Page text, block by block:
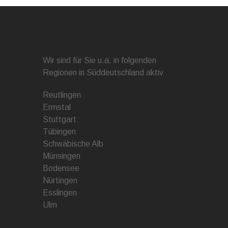
Wir sind für Sie u.a. in folgenden
Regionen in Süddeutschland aktiv
Reutlingen
Ermstal
Stuttgart
Tübingen
Schwäbische Alb
Münsingen
Bodensee
Nürtingen
Esslingen
Ulm